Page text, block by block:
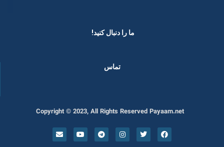
ما را دنبال کنید! ​
تماس
Copyright © 2023, All Rights Reserved Payaam.net